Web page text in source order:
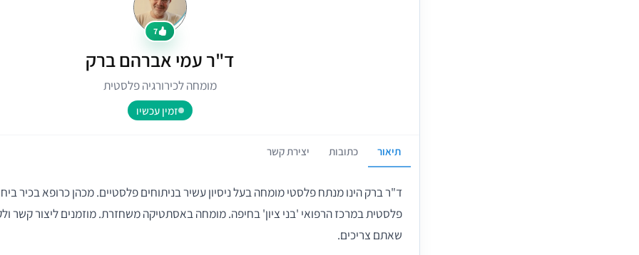
7
ד"ר עמי אברהם ברק
מומחה לכירורגיה פלסטית
זמין עכשיו
תיאור כתובות יצירת קשר
ד"ר ברק הינו מנתח פלסטי מומחה בעל ניסיון עשיר בניתוחים פלסטיים. מכהן כרופא בכיר
פלסטית במרכז הרפואי 'בני ציון' בחיפה. מומחה באסתטיקה משחזרת. מוזמנים ליצור קשר
שאתם צריכים.